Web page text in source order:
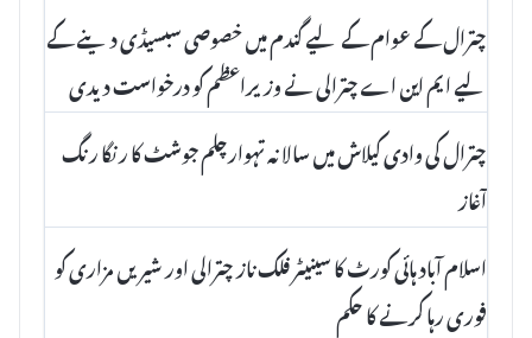
چترال کے عوام کے لیے گندم میں خصوصی سبسیڈی دینے کے
لیے ایم این اے چترالی نے وزیراعظم کو درخواست دیدی
چترال کی وادی کیلاش میں سالانہ تہوارچلم جوشٹ کا رنگا رنگ
آغاز
اسلام آباد ہائی کورٹ کا سینیٹر فلک ناز چترالی اور شیریں مزاری کو
فوری رہا کرنے کا حکم